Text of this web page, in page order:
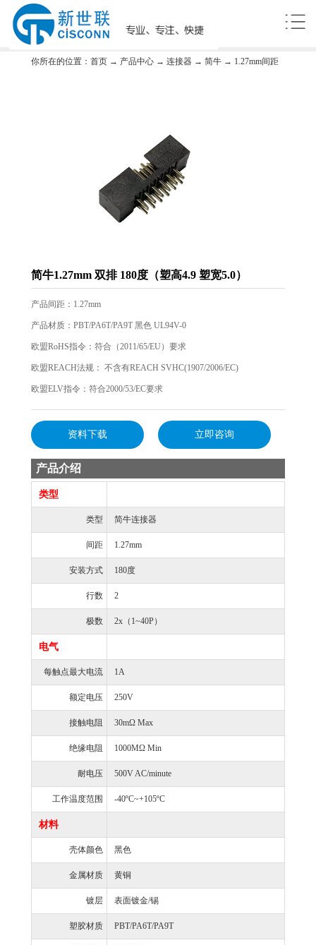
你所在的位置： 首页 → 产品中心 → 连接器 → 简牛 → 1.27mm间距
简牛1.27mm 双排 180度（塑高4.9 塑宽5.0）
产品间距：1.27mm
产品材质：PBT/PA6T/PA9T 黑色 UL94V-0
欧盟RoHS指令：符合（2011/65/EU）要求
欧盟REACH法规： 不含有REACH SVHC(1907/2006/EC)
欧盟ELV指令：符合2000/53/EC要求
资料下载 立即咨询
产品介绍
类型
类型 简牛连接器
间距 1.27mm
安装方式 180度
行数 2
极数 2x（1~40P）
电气
每触点最大电流 1A
额定电压 250V
接触电阻 30mΩ Max
绝缘电阻 1000MΩ Min
耐电压 500V AC/minute
工作温度范围 -40ºC~+105ºC
材料
壳体颜色 黑色
金属材质 黄铜
镀层 表面镀金/锡
塑胶材质 PBT/PA6T/PA9T